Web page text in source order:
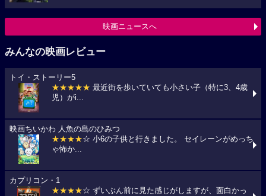
映画ニュースへ
みんなの映画レビュー
トイ・ストーリー5
★★★★★ 最近街を歩いていても小さい子（特に3、4歳
児）がi...
映画ちいかわ 人魚の島のひみつ
★★★★☆ 小6の子供と行きました。 セイレーンがめっち
ゃ怖か...
カプリコン・1
★★★★☆ ずいぶん前に見た感じがしますが、面白かっ